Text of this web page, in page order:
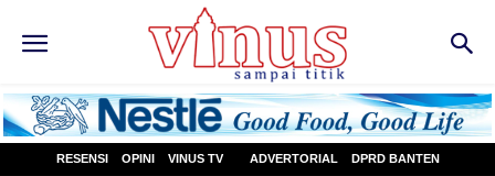
RESENSI OPINI VINUS TV ADVERTORIAL DPRD BANTEN